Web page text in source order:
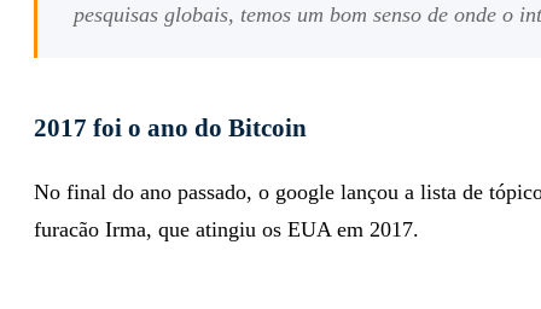
pesquisas globais, temos um bom senso de onde o
2017 foi o ano do Bitcoin
No final do ano passado, o google lançou a lista de
furacão Irma, que atingiu os EUA em 2017.